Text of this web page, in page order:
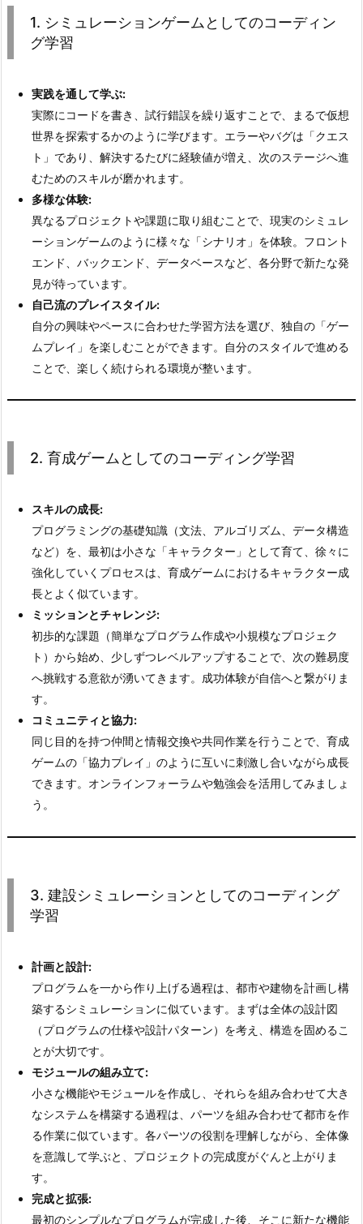
ミ
ュ
ー
シ
ョ
ン
ゲ
ー
ム
と
し
て
の
コ
ー
デ
学
育
成
ゲ
ー
と
し
の
ー
デ
ン
グ
3.
3.
設
シ
ミ
レ
ー
シ
ョ
ン
と
し
て
の
1. シミュレーションゲームとしてのコーディン
グ学習
実践を通して学ぶ:
実際にコードを書き、試行錯誤を繰り返すことで、まるで仮想
世界を探索するかのように学びます。エラーやバグは「クエス
ト」であり、解決するたびに経験値が増え、次のステージへ進
むためのスキルが磨かれます。
多様な体験:
異なるプロジェクトや課題に取り組むことで、現実のシミュレ
ーションゲームのように様々な「シナリオ」を体験。フロント
エンド、バックエンド、データベースなど、各分野で新たな発
見が待っています。
自己流のプレイスタイル:
自分の興味やペースに合わせた学習方法を選び、独自の「ゲー
ムプレイ」を楽しむことができます。自分のスタイルで進める
ことで、楽しく続けられる環境が整います。
2. 育成ゲームとしてのコーディング学習
スキルの成長:
プログラミングの基礎知識（文法、アルゴリズム、データ構造
など）を、最初は小さな「キャラクター」として育て、徐々に
強化していくプロセスは、育成ゲームにおけるキャラクター成
長とよく似ています。
ミッションとチャレンジ:
初歩的な課題（簡単なプログラム作成や小規模なプロジェク
ト）から始め、少しずつレベルアップすることで、次の難易度
へ挑戦する意欲が湧いてきます。成功体験が自信へと繋がりま
す。
コミュニティと協力:
同じ目的を持つ仲間と情報交換や共同作業を行うことで、育成
ゲームの「協力プレイ」のように互いに刺激し合いながら成長
できます。オンラインフォーラムや勉強会を活用してみましょ
う。
3. 建設シミュレーションとしてのコーディング
学習
計画と設計:
プログラムを一から作り上げる過程は、都市や建物を計画し構
築するシミュレーションに似ています。まずは全体の設計図
（プログラムの仕様や設計パターン）を考え、構造を固めるこ
とが大切です。
モジュールの組み立て:
小さな機能やモジュールを作成し、それらを組み合わせて大き
なシステムを構築する過程は、パーツを組み合わせて都市を作
る作業に似ています。各パーツの役割を理解しながら、全体像
を意識して学ぶと、プロジェクトの完成度がぐんと上がりま
す。
完成と拡張:
最初のシンプルなプログラムが完成した後、そこに新たな機能